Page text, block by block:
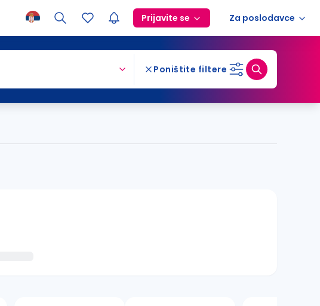
Prijavite se Za poslodavce
Poništite filtere